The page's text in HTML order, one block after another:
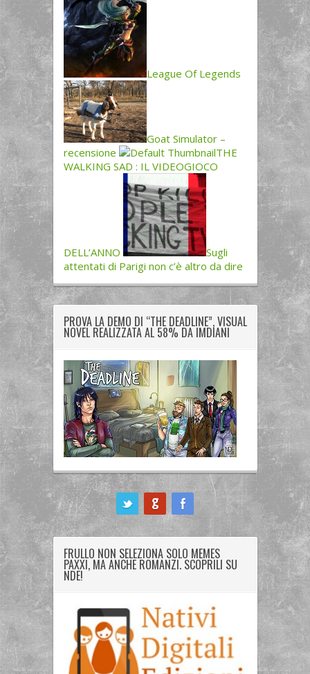
League Of Legends
Goat Simulator –
recensione
THE
WALKING SAD : IL VIDEOGIOCO
DELL’ANNO
Sugli
attentati di Parigi non c’è altro da dire
PROVA LA DEMO DI “THE DEADLINE”, VISUAL
NOVEL REALIZZATA AL 58% DA IMDIANI
FRULLO NON SELEZIONA SOLO MEMES
PAXXI, MA ANCHE ROMANZI. SCOPRILI SU
NDE!